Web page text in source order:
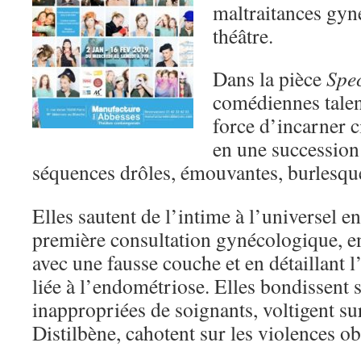
maltraitances
théâtre.
Dans la pièce
comédiennes
force d’incarner
en une
séquences drôles, émouvantes,
Elles sautent de l’intime à l’universel
première consultation gynécologique,
avec une fausse couche et en détaillant
liée à l’endométriose. Elles bondissent
inappropriées de soignants, voltigent
Distilbène, cahotent sur les violences